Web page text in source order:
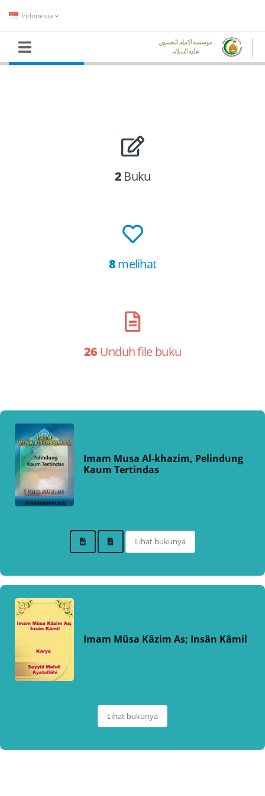
Indonesia
Imam Kazhim as
2Buku
8melihat
26 Unduh file buku
Imam Musa Al-khazim, Pelindung
Kaum Tertindas
Lihat bukunya
Imam Mûsa Kâzim As; Insân Kâmil
Lihat bukunya